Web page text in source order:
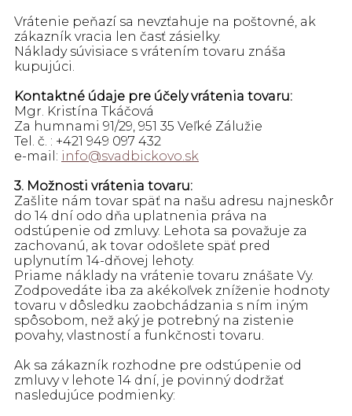
Vrátenie peňazí sa nevzťahuje na poštovné, ak
zákazník vracia len časť zásielky.
Náklady súvisiace s vrátením tovaru znáša
kupujúci.
Kontaktné údaje pre účely vrátenia tovaru:
Mgr. Kristína Tkáčová
Za humnami 91/29, 951 35 Veľké Zálužie
Tel. č. : +421 949 097 432
e-mail: info@svadbickovo.sk
3. Možnosti vrátenia tovaru:
Zašlite nám tovar späť na našu adresu najneskôr
do 14 dní odo dňa uplatnenia práva na
odstúpenie od zmluvy. Lehota sa považuje za
zachovanú, ak tovar odošlete späť pred
uplynutím 14-dňovej lehoty.
Priame náklady na vrátenie tovaru znášate Vy.
Zodpovedáte iba za akékoľvek zníženie hodnoty
tovaru v dôsledku zaobchádzania s ním iným
spôsobom, než aký je potrebný na zistenie
povahy, vlastností a funkčnosti tovaru.
Ak sa zákazník rozhodne pre odstúpenie od
zmluvy v lehote 14 dní, je povinný dodržať
nasledujúce podmienky: